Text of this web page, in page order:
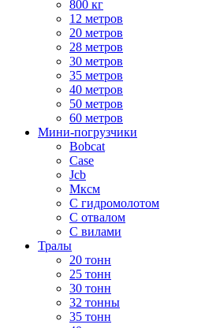
800 кг
12 метров
20 метров
28 метров
30 метров
35 метров
40 метров
50 метров
60 метров
Мини-погрузчики
Bobcat
Case
Jcb
Мксм
С гидромолотом
С отвалом
С вилами
Тралы
20 тонн
25 тонн
30 тонн
32 тонны
35 тонн